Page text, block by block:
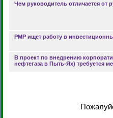
Чем руководитель отличается от
PMP ищет работу в
В проект по внедрению
нефтегаза в Пыть-Ях) требуется